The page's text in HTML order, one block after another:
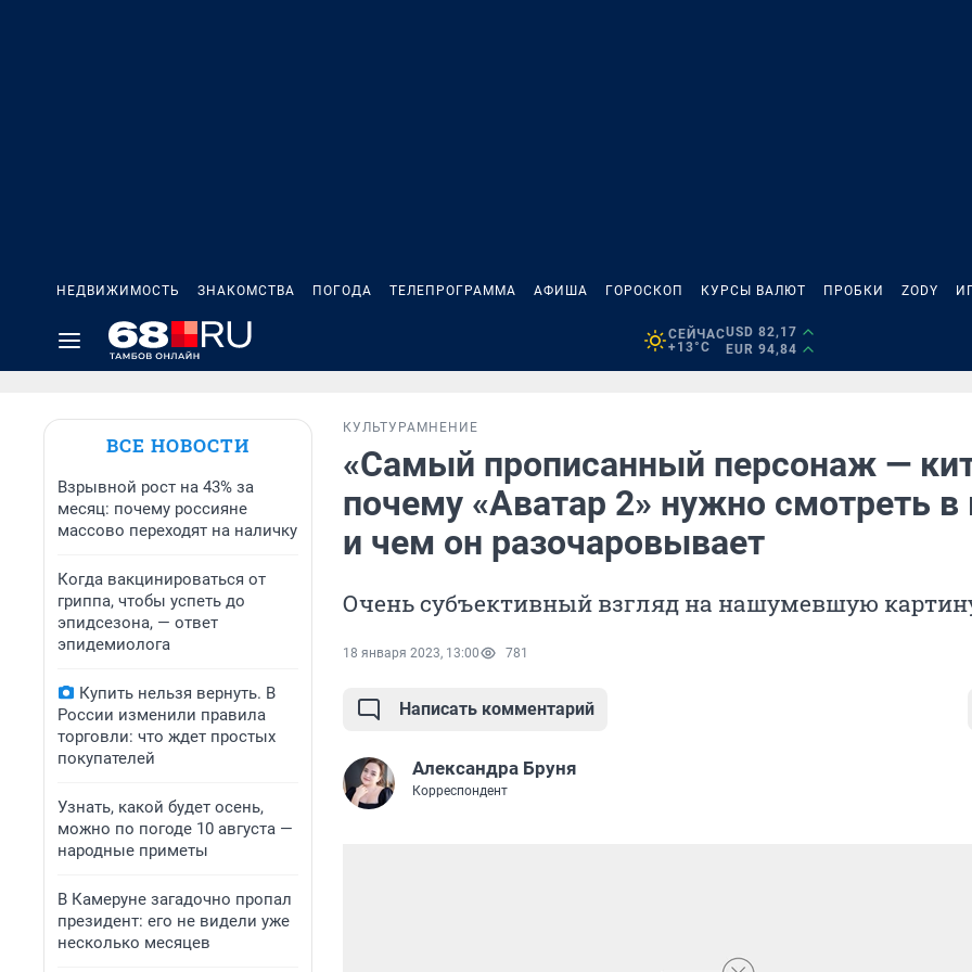
НЕДВИЖИМОСТЬ ЗНАКОМСТВА ПОГОДА ТЕЛЕПРОГРАММА АФИША ГОРОСКОП КУРСЫ ВАЛЮТ ПРОБКИ ZODY
СЕЙЧАС
+13°C
USD 82,17
EUR 94,84
ВСЕ НОВОСТИ
Взрывной рост на 43% за
месяц: почему россияне
массово переходят на наличку
Когда вакцинироваться от
гриппа, чтобы успеть до
эпидсезона, — ответ
эпидемиолога
Купить нельзя вернуть. В
России изменили правила
торговли: что ждет простых
покупателей
Узнать, какой будет осень,
можно по погоде 10 августа —
народные приметы
В Камеруне загадочно пропал
президент: его не видели уже
несколько месяцев
КУЛЬТУРА МНЕНИЕ
«Самый прописанный персонаж —
почему «Аватар 2» нужно смотреть в
и чем он разочаровывает
Очень субъективный взгляд на нашумевшую
18 января 2023, 13:00 781
Написать комментарий
Александра Бруня
Корреспондент